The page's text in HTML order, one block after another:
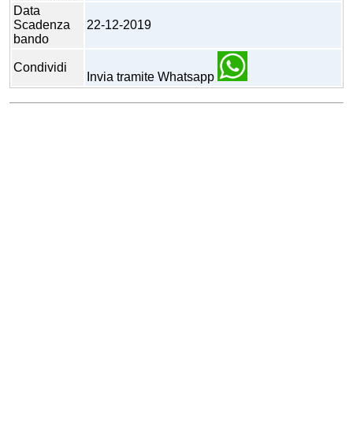
Data
Scadenza
bando
22-12-2019
Condividi
Invia tramite Whatsapp